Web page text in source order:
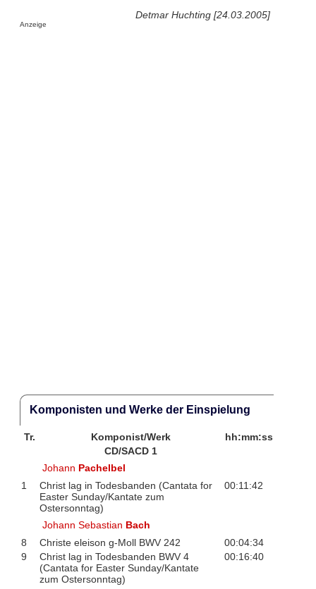
Detmar Huchting [24.03.2005]
Anzeige
Komponisten und Werke der Einspielung
Tr. Komponist/Werk
hh:mm:ss
CD/SACD 1
Johann Pachelbel
1
Christ lag in Todesbanden (Cantata for
Easter Sunday/Kantate zum
Ostersonntag)
00:11:42
Johann Sebastian Bach
8
Christe eleison g-Moll BWV 242
00:04:34
9
Christ lag in Todesbanden BWV 4
(Cantata for Easter Sunday/Kantate
zum Ostersonntag)
00:16:40